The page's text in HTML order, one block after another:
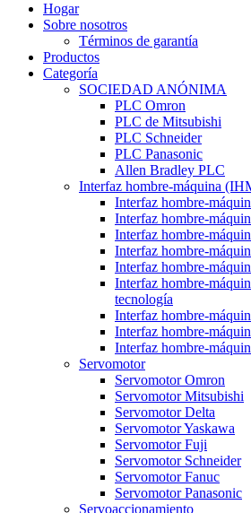
Hogar
Sobre nosotros
Términos de garantía
Productos
Categoría
SOCIEDAD ANÓNIMA
PLC Omron
PLC de Mitsubishi
PLC Schneider
PLC Panasonic
Allen Bradley PLC
Interfaz hombre-máquina
Interfaz hombre-
Interfaz hombre-
Interfaz hombre-
Interfaz hombre-
Interfaz hombre-
Interfaz hombre-
tecnología
Interfaz hombre-
Interfaz hombre-
Interfaz hombre-
Servomotor
Servomotor Omron
Servomotor Mitsubishi
Servomotor Delta
Servomotor Yaskawa
Servomotor Fuji
Servomotor Schneider
Servomotor Fanuc
Servomotor Panasonic
Servoaccionamiento